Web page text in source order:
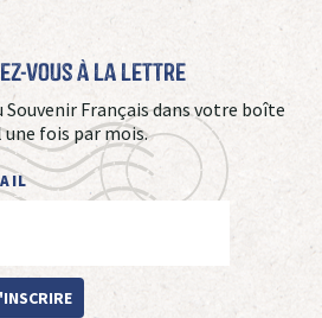
vous à La Lettre
Souvenir Français dans votre boîte
fois par mois.